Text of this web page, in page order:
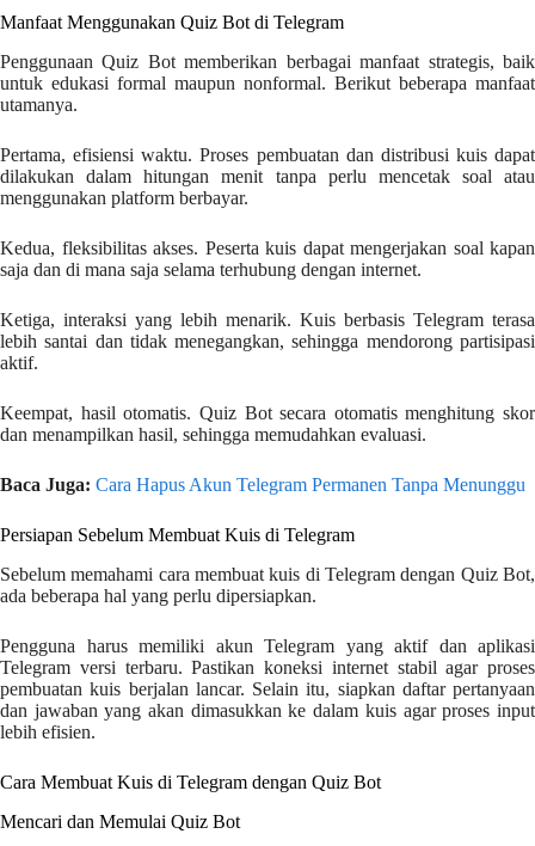
Manfaat Menggunakan Quiz Bot di Telegram
Penggunaan Quiz Bot memberikan berbagai manfaat strategis, baik
untuk edukasi formal maupun nonformal. Berikut beberapa manfaat
utamanya.
Pertama, efisiensi waktu. Proses pembuatan dan distribusi kuis dapat
dilakukan dalam hitungan menit tanpa perlu mencetak soal atau
menggunakan platform berbayar.
Kedua, fleksibilitas akses. Peserta kuis dapat mengerjakan soal kapan
saja dan di mana saja selama terhubung dengan internet.
Ketiga, interaksi yang lebih menarik. Kuis berbasis Telegram terasa
lebih santai dan tidak menegangkan, sehingga mendorong partisipasi
aktif.
Keempat, hasil otomatis. Quiz Bot secara otomatis menghitung skor
dan menampilkan hasil, sehingga memudahkan evaluasi.
Baca Juga: Cara Hapus Akun Telegram Permanen Tanpa Menunggu
Persiapan Sebelum Membuat Kuis di Telegram
Sebelum memahami cara membuat kuis di Telegram dengan Quiz Bot,
ada beberapa hal yang perlu dipersiapkan.
Pengguna harus memiliki akun Telegram yang aktif dan aplikasi
Telegram versi terbaru. Pastikan koneksi internet stabil agar proses
pembuatan kuis berjalan lancar. Selain itu, siapkan daftar pertanyaan
dan jawaban yang akan dimasukkan ke dalam kuis agar proses input
lebih efisien.
Cara Membuat Kuis di Telegram dengan Quiz Bot
Mencari dan Memulai Quiz Bot